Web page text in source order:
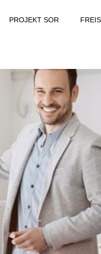
PROJEKT SOR